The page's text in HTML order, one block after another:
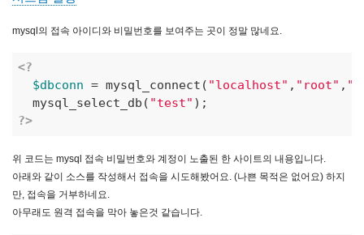
mysql의 접속 아이디와 비밀번호를 보여주는 곳이 정말 많네요.
<?
$dbconn = mysql_connect( "localhost" , "root" , "
  mysql_select_db(
"test"
?>
위 코드는 mysql 접속 비밀번호와 계정이 노출된 한 사이트의 내용입니다.
아래와 같이 소스를 작성해서 접속을 시도해봤어요. (나쁜 목적은 없어요) 하지
만, 접속을 거부하네요.
아무래도 원격 접속을 막아 놓은것 같습니다.